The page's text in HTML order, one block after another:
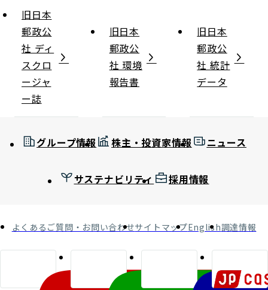
旧日本
郵政公
社 ディ
スクロ
ージャ
ー誌
旧日本
郵政公
社 環境
報告書
旧日本
郵政公
社 統計
データ
グループ情報 株主・投資家情報 ニュース
サステナビリティ 採用情報
よくあるご質問・お問い合わせサイトマップEnglish調達情報